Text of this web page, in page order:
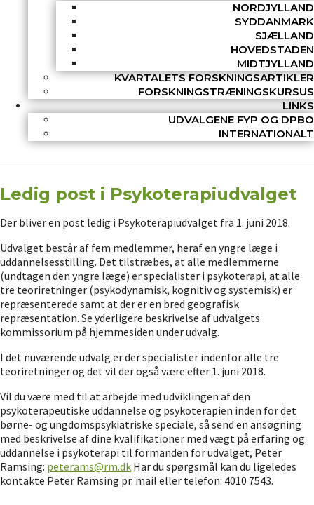
NORDJYLLAND
SYDDANMARK
SJÆLLAND
HOVEDSTADEN
MIDTJYLLAND
KVARTALETS FORSKNINGSARTIKLER
FORSKNINGSTRÆNINGSKURSUS
LINKS
UDVALGENE FYP OG DPBO
INTERNATIONALT
Ledig post i Psykoterapiudvalget
Der bliver en post ledig i Psykoterapiudvalget fra 1. juni 2018.
Udvalget består af fem medlemmer, heraf en yngre læge i
uddannelsesstilling. Det tilstræbes, at alle medlemmerne
(undtagen den yngre læge) er specialister i psykoterapi, at alle
tre teoriretninger (psykodynamisk, kognitiv og systemisk) er
repræsenterede samt at der er en bred geografisk
repræsentation. Se yderligere beskrivelse af udvalgets
kommissorium på hjemmesiden under udvalg.
I det nuværende udvalg er der specialister indenfor alle tre
teoriretninger og det vil der også være efter 1. juni 2018.
Vil du være med til at arbejde med udviklingen af den
psykoterapeutiske uddannelse og psykoterapien inden for det
børne- og ungdomspsykiatriske speciale, så send en ansøgning
med beskrivelse af dine kvalifikationer med vægt på erfaring og
uddannelse i psykoterapi til formanden for udvalget, Peter
Ramsing: peterams@rm.dk Har du spørgsmål kan du ligeledes
kontakte Peter Ramsing pr. mail eller telefon: 4010 7543.